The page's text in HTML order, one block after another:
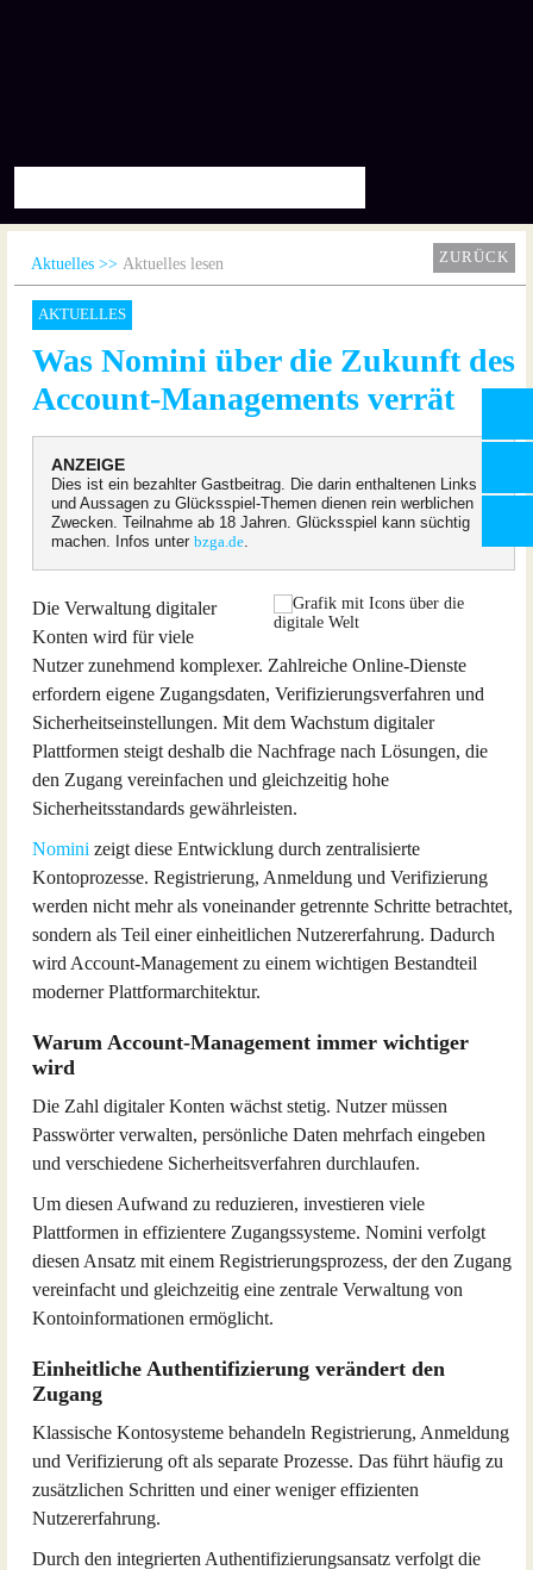
ZURÜCK
Aktuelles Aktuelles lesen
AKTUELLES
Was Nomini über die Zukunft des
Account-Managements verrät
ANZEIGE
Dies ist ein bezahlter Gastbeitrag. Die darin enthaltenen Links
und Aussagen zu Glücksspiel-Themen dienen rein werblichen
Zwecken. Teilnahme ab 18 Jahren. Glücksspiel kann süchtig
machen. Infos unter bzga.de.
Die Verwaltung digitaler
Konten wird für viele
Nutzer zunehmend komplexer. Zahlreiche Online-Dienste
erfordern eigene Zugangsdaten, Verifizierungsverfahren und
Sicherheitseinstellungen. Mit dem Wachstum digitaler
Plattformen steigt deshalb die Nachfrage nach Lösungen, die
den Zugang vereinfachen und gleichzeitig hohe
Sicherheitsstandards gewährleisten.
Nomini zeigt diese Entwicklung durch zentralisierte
Kontoprozesse. Registrierung, Anmeldung und Verifizierung
werden nicht mehr als voneinander getrennte Schritte betrachtet,
sondern als Teil einer einheitlichen Nutzererfahrung. Dadurch
wird Account-Management zu einem wichtigen Bestandteil
moderner Plattformarchitektur.
Warum Account-Management immer wichtiger
wird
Die Zahl digitaler Konten wächst stetig. Nutzer müssen
Passwörter verwalten, persönliche Daten mehrfach eingeben
und verschiedene Sicherheitsverfahren durchlaufen.
Um diesen Aufwand zu reduzieren, investieren viele
Plattformen in effizientere Zugangssysteme. Nomini verfolgt
diesen Ansatz mit einem Registrierungsprozess, der den Zugang
vereinfacht und gleichzeitig eine zentrale Verwaltung von
Kontoinformationen ermöglicht.
Einheitliche Authentifizierung verändert den
Zugang
Klassische Kontosysteme behandeln Registrierung, Anmeldung
und Verifizierung oft als separate Prozesse. Das führt häufig zu
zusätzlichen Schritten und einer weniger effizienten
Nutzererfahrung.
Durch den integrierten Authentifizierungsansatz verfolgt die